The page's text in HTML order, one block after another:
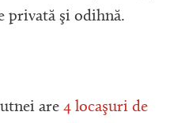
privată şi odihnă.
are 4 locaşuri de